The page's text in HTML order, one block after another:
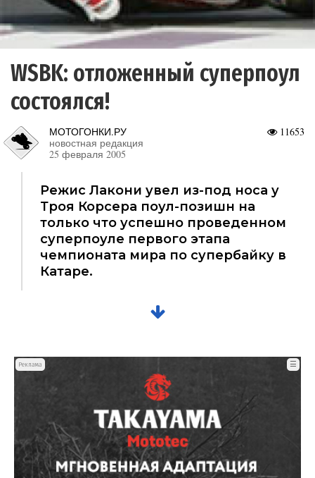
WSBK: отложенный суперпоул
состоялся!
11653
МОТОГОНКИ.РУ
новостная редакция
25 февраля 2005
Режис Лакони увел из-под носа у
Троя Корсера поул-позишн на
только что успешно проведенном
суперпоуле первого этапа
чемпионата мира по супербайку в
Катаре.
Реклама ☰